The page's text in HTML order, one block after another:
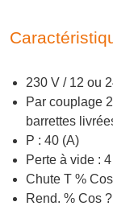
230 V / 12 ou
Par couplage
barrettes
P : 40 (A)
Perte à vide :
Chute T %
Rend. % Cos